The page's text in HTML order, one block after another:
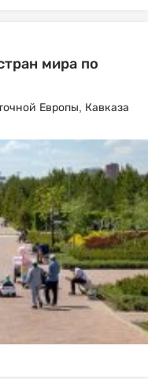
мира по
Европы, Кавказа